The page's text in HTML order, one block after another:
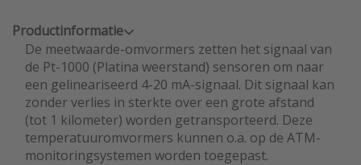
Productinformatie
De meetwaarde-omvormers zetten het signaal van
de Pt-1000 (Platina weerstand) sensoren om naar
een gelineariseerd 4-20 mA-signaal. Dit signaal kan
zonder verlies in sterkte over een grote afstand
(tot 1 kilometer) worden getransporteerd. Deze
temperatuuromvormers kunnen o.a. op de ATM-
monitoringsystemen worden toegepast.